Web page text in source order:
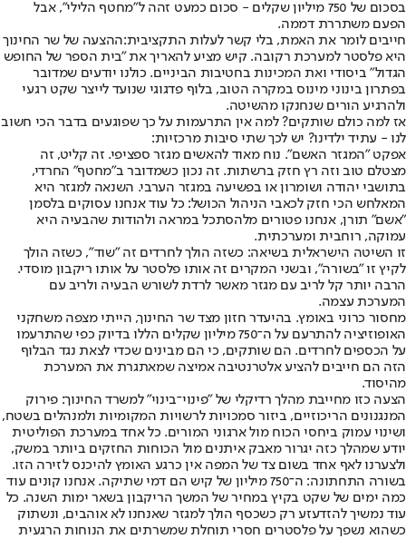
בסכום של 750 מיליון שקלים - סכום כמעט זהה ל"מחטף הלילי", אבל
הפעם משתררת דממה.
חייבים לומר את האמת, בלי קשר לעלות התקציבית:ההצעה של שר החינוך
היא פלסטר למערכת רקובה. קיש מציע להאריך את "בית הספר של החופש
הגדול" ביסודי ואת המכינות בחטיבות הביניים. כולנו יודעים שמדובר
בפתרון בינוני מינוס במקרה הטוב, בלוף פדגוגי שנועד לייצר שקט רגעי
ולהרגיע הורים שנחנקו מהשיטה.
אז למה כולם שותקים? למה אין התרעמות על כך שפוגעים בדבר הכי חשוב
לנו - עתיד ילדינו? יש לכך שתי סיבות מרכזיות:
אפקט "המגזר האשם". נוח מאוד להאשים מגזר ספציפי. זה קליט, זה
מצטלם טוב וזה רץ חזק ברשתות. זה נכון כשמדובר ב"מחטף" החרדי,
בתושבי יהודה ושומרון או בפשיעה במגזר הערבי. השנאה למגזר היא
המאלחש הכי חזק לכאבי הניהול הכושל: כל עוד אנחנו עסוקים בלסמן
"אשם" תורן, אנחנו פטורים מלהסתכל במראה ולהודות שהבעיה היא
עמוקה, רוחבית ומערכתית.
זו השיטה הישראלית בשיאה: כשזה הולך לחרדים זה "שוד", כשזה הולך
לקיץ זו "בשורה", ובשני המקרים זה אותו פלסטר על אותו ריקבון מוסדי.
הרבה יותר קל לריב עם מגזר מאשר לרדת לשורש הבעיה ולריב עם
המערכת עצמה.
מחסור כרוני באומץ. בהיעדר חזון מצד שר החינוך, הייתי מצפה משחקני
האופוזיציה להתרעם על ה־750 מיליון שקלים הללו בדיוק כפי שהתרעמו
על הכספים לחרדים. הם שותקים, כי הם מבינים שכדי לצאת נגד הבלוף
הזה הם חייבים להציע אלטרנטיבה אמיצה שמאתגרת את המערכת
מהיסוד.
הצעה כזו מחייבת מהלך רדיקלי של "פינוי־בינוי" למשרד החינוך: פירוק
המנגנונים הריכוזיים, ביזור סמכויות לרשויות המקומיות ולמנהלים בשטח,
ושינוי עמוק ביחסי הכוח מול ארגוני המורים. כל אחד במערכת הפוליטית
יודע שמהלך כזה יגרור מאבק איתנים מול הכוחות החזקים ביותר במשק,
ולצערנו לאף אחד בשום צד של המפה אין כרגע האומץ להיכנס לזירה הזו.
בשורה התחתונה: ה־750 מיליון של קיש הם דמי שתיקה. אנחנו קונים עוד
כמה ימים של שקט בקיץ במחיר של המשך הריקבון בשאר ימות השנה. כל
עוד נמשיך להזדעזע רק כשכסף הולך למגזר שאנחנו לא אוהבים, ונשתוק
כשהוא נשפך על פלסטרים חסרי תוחלת שמשרתים את הנוחות הרגעית